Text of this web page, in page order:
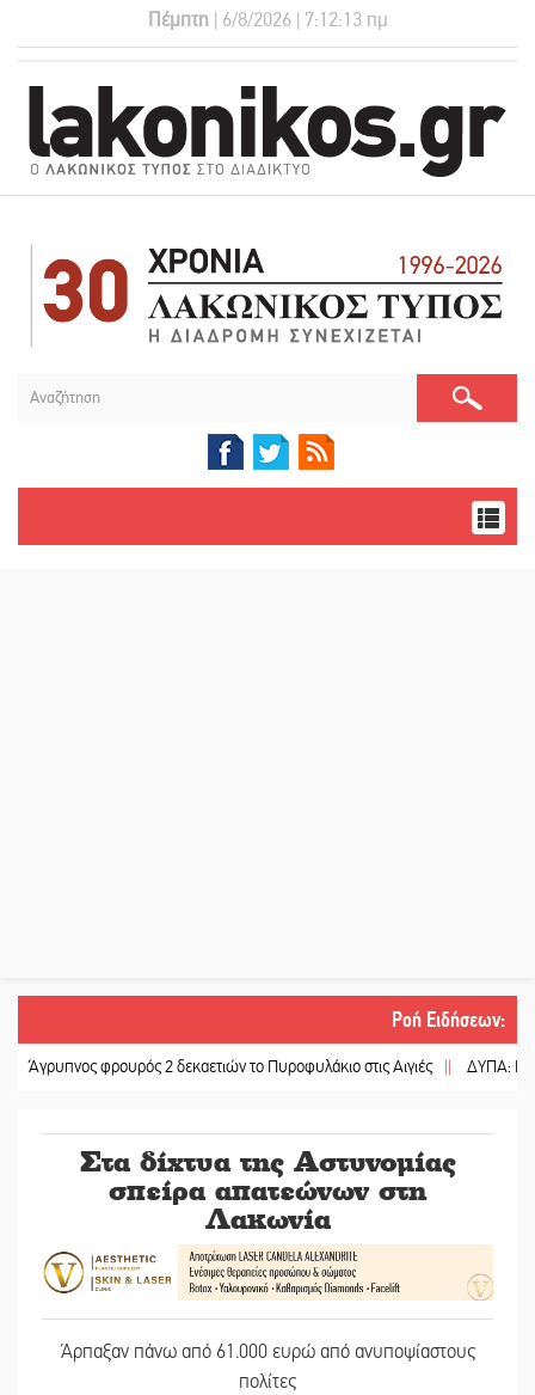
Πέμπτη | 6/8/2026 | 7:12:14 πμ
Ροή Ειδήσεων:
φρουρός 2 δεκαετιών το Πυροφυλάκιο στις Αιγιές || ΔΥΠΑ: Επιπλέον
Στα δίχτυα της Αστυνομίας
σπείρα απατεώνων στη
Λακωνία
Άρπαξαν πάνω από 61.000 ευρώ από ανυποψίαστους
πολίτες